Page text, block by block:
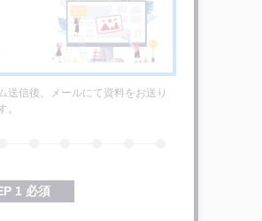
送信後、メールにて資料をお送り
。
1 必須